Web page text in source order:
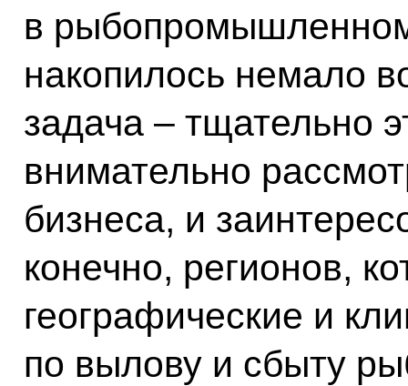
в
накопилось немало
задача – тщательно
внимательно
бизнеса, и
конечно, регионов,
географические и
по вылову и сбыту